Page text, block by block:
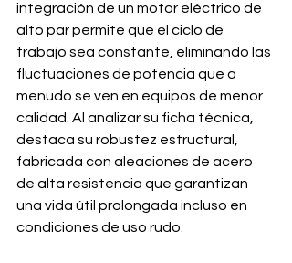
integración de un motor eléctrico de
alto par permite que el ciclo de
trabajo sea constante, eliminando las
fluctuaciones de potencia que a
menudo se ven en equipos de menor
calidad. Al analizar su ficha técnica,
destaca su robustez estructural,
fabricada con aleaciones de acero
de alta resistencia que garantizan
una vida útil prolongada incluso en
condiciones de uso rudo.